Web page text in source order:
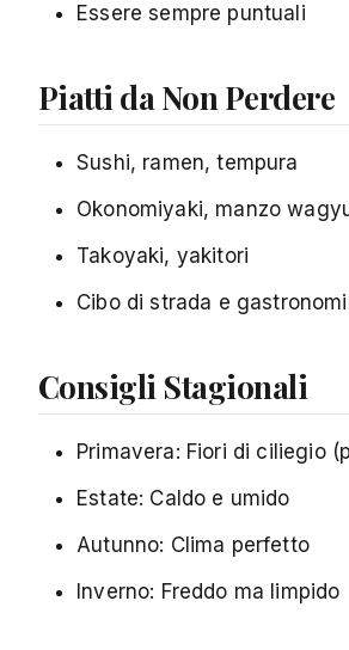
Essere sempre puntuali
Piatti da Non Perdere
Sushi, ramen, tempura
Okonomiyaki, manzo
Takoyaki, yakitori
Cibo di strada e
Consigli Stagionali
Primavera: Fiori di ciliegio
Estate: Caldo e umido
Autunno: Clima perfetto
Inverno: Freddo ma limpido